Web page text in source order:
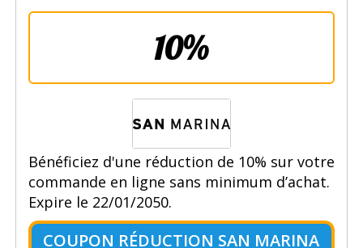
10%
Bénéficiez d'une réduction de 10% sur votre
commande en ligne sans minimum d’achat.
Expire le 22/01/2050.
COUPON RÉDUCTION SAN MARINA